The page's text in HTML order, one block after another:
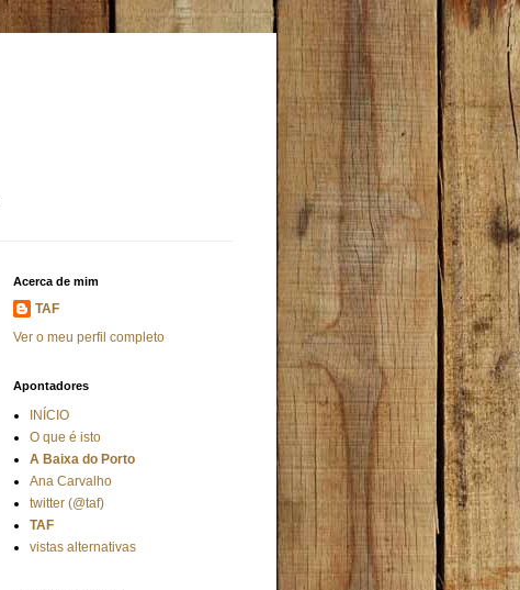
Acerca de mim
TAF
Ver o meu perfil completo
Apontadores
INÍCIO
O que é isto
A Baixa do Porto
Ana Carvalho
twitter (@taf)
TAF
vistas alternativas